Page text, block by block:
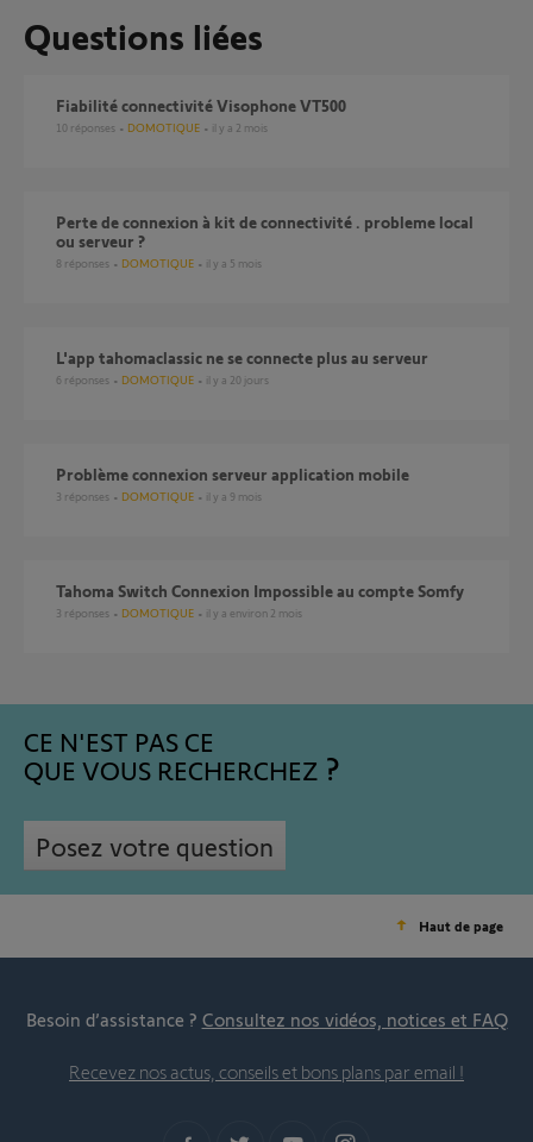
Questions liées
Fiabilité connectivité Visophone VT500
10 réponses DOMOTIQUE il y a 2 mois
perte de connexion à kit de connectivité . probleme local
ou serveur ?
8 réponses DOMOTIQUE il y a 5 mois
l'app tahomaclassic ne se connecte plus au serveur
6 réponses DOMOTIQUE il y a 20 jours
Problème connexion serveur application mobile
3 réponses DOMOTIQUE il y a 9 mois
Tahoma Switch Connexion Impossible au compte Somfy
3 réponses DOMOTIQUE il y a environ 2 mois
CE N'EST PAS CE
QUE VOUS RECHERCHEZ
Posez votre question
Haut de page
Besoin d’assistance ? Consultez nos vidéos, notices et FAQ
Recevez nos actus, conseils et bons plans par email !